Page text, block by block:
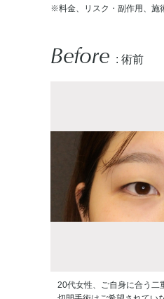
※料金、リスク・副作用、施
Before : 術前
20代女性、ご自身に合う二